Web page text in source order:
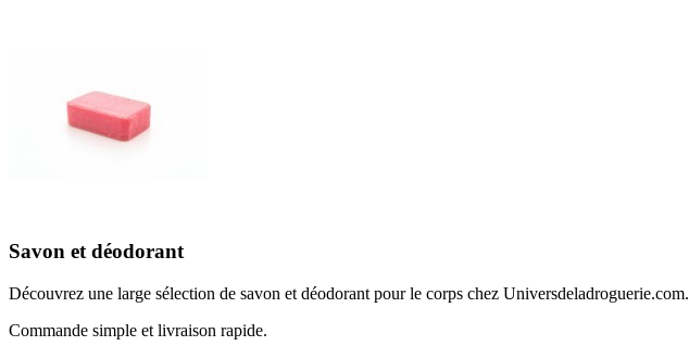
Savon et déodorant
Découvrez une large sélection de savon et déodorant pour le corps chez Universdeladroguerie.com.
Commande simple et livraison rapide.